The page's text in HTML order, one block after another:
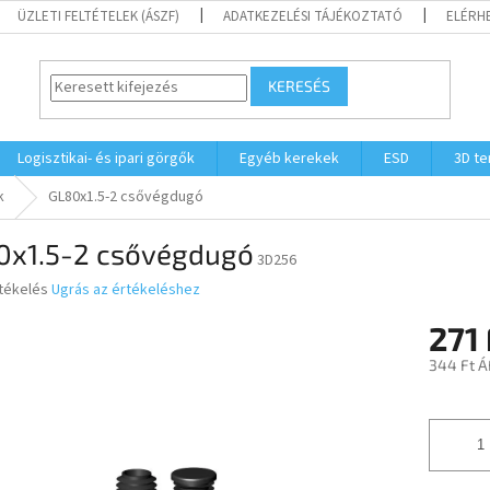
ÜZLETI FELTÉTELEK (ÁSZF) ADATKEZELÉSI TÁJÉKOZTATÓ
KERESÉS
Logisztikai- és ipari görgők Egyéb kerekek ESD 3D
GL80x1.5-2 csővégdugó
2 csővégdugó 3D256
Ugrás az értékeléshez
271
344 Ft